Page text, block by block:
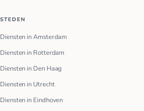
STEDEN
Diensten in Amsterdam
Diensten in Rotterdam
Diensten in Den Haag
Diensten in Utrecht
Diensten in Eindhoven